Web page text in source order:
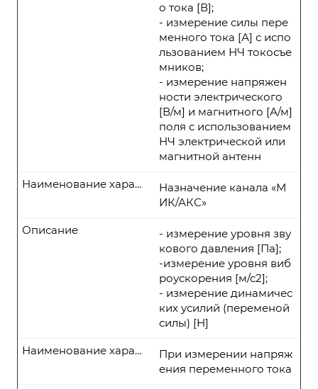
о тока [В];
- измерение силы пере
менного тока [А] с испо
льзованием НЧ токосъе
мников;
- измерение напряжен
ности электрического
[В/м] и магнитного [А/м]
поля с использованием
НЧ электрической или
магнитной антенн
Назначение канала «М
ИК/АКС»
Наименование характеристики
- измерение уровня зву
кового давления [Па];
-измерение уровня виб
роускорения [м/с2];
- измерение динамичес
ких усилий (переменой
силы) [Н]
Описание
При измерении напряж
ения переменного тока
Наименование характеристики